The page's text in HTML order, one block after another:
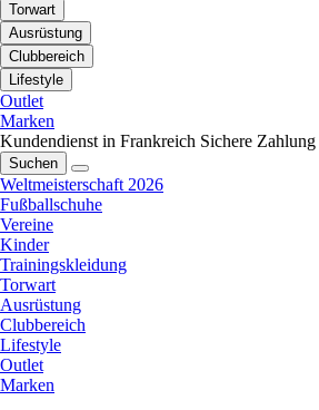
Torwart
Ausrüstung
Clubbereich
Lifestyle
Outlet
Marken
Kundendienst in Frankreich Sichere Zahlung
Suchen
Weltmeisterschaft 2026
Fußballschuhe
Vereine
Kinder
Trainingskleidung
Torwart
Ausrüstung
Clubbereich
Lifestyle
Outlet
Marken